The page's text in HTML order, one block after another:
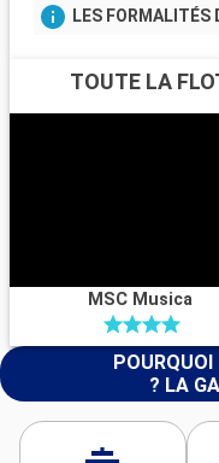
LES FORMALITÉS
TOUTE LA
MSC Musica
POURQUOI
? LA